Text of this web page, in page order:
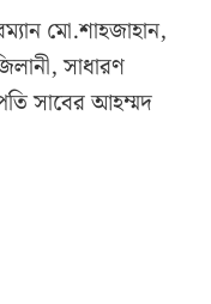
মো.শাহজাহান,
সাধারণ
সাবের আহম্মদ